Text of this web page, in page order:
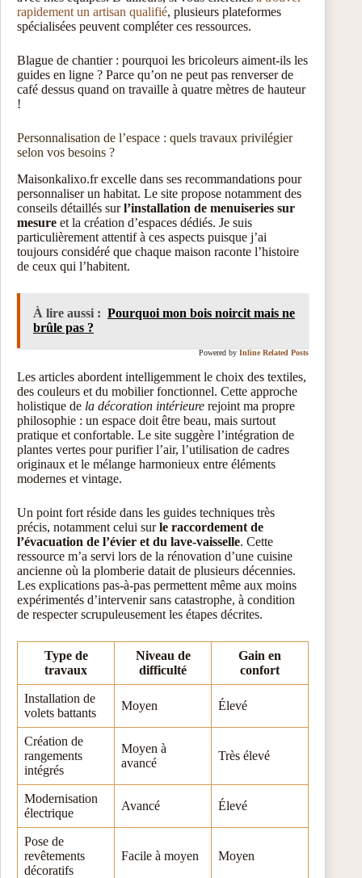
rapidement un artisan qualifié, plusieurs plateformes
spécialisées peuvent compléter ces ressources.
Blague de chantier : pourquoi les bricoleurs aiment-ils les
guides en ligne ? Parce qu’on ne peut pas renverser de
café dessus quand on travaille à quatre mètres de hauteur
!
Personnalisation de l’espace : quels travaux privilégier
selon vos besoins ?
Maisonkalixo.fr excelle dans ses recommandations pour
personnaliser un habitat. Le site propose notamment des
conseils détaillés surl’installation de menuiseries sur
mesure et la création d’espaces dédiés. Je suis
particulièrement attentif à ces aspects puisque j’ai
toujours considéré que chaque maison raconte l’histoire
de ceux qui l’habitent.
À lire aussi : Pourquoi mon bois noircit mais ne
brûle pas ?
Powered by Inline Related Posts
Les articles abordent intelligemment le choix des textiles,
des couleurs et du mobilier fonctionnel. Cette approche
holistique de la décoration intérieure rejoint ma propre
philosophie : un espace doit être beau, mais surtout
pratique et confortable. Le site suggère l’intégration de
plantes vertes pour purifier l’air, l’utilisation de cadres
originaux et le mélange harmonieux entre éléments
modernes et vintage.
Un point fort réside dans les guides techniques très
précis, notamment celui surle raccordement de
l’évacuation de l’évier et du lave-vaisselle. Cette
ressource m’a servi lors de la rénovation d’une cuisine
ancienne où la plomberie datait de plusieurs décennies.
Les explications pas-à-pas permettent même aux moins
expérimentés d’intervenir sans catastrophe, à condition
de respecter scrupuleusement les étapes décrites.
Type de
travaux
Niveau de
difficulté
Gain en
confort
Installation de
volets battants
Moyen Élevé
Création de
rangements
intégrés
Moyen à
avancé
Très élevé
Modernisation
électrique
Avancé Élevé
Pose de
revêtements
décoratifs
Facile à moyen Moyen